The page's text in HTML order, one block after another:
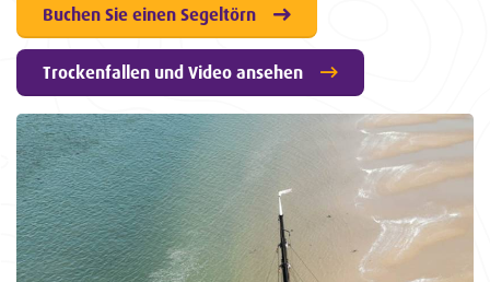
Buchen Sie einen Segeltörn
Trockenfallen und Video ansehen